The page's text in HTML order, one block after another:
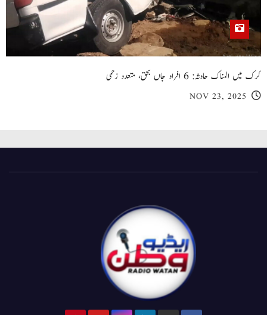
کرک میں المناک حادثہ: 6 افراد جاں بحق، متعدد زخمی
NOV 23, 2025